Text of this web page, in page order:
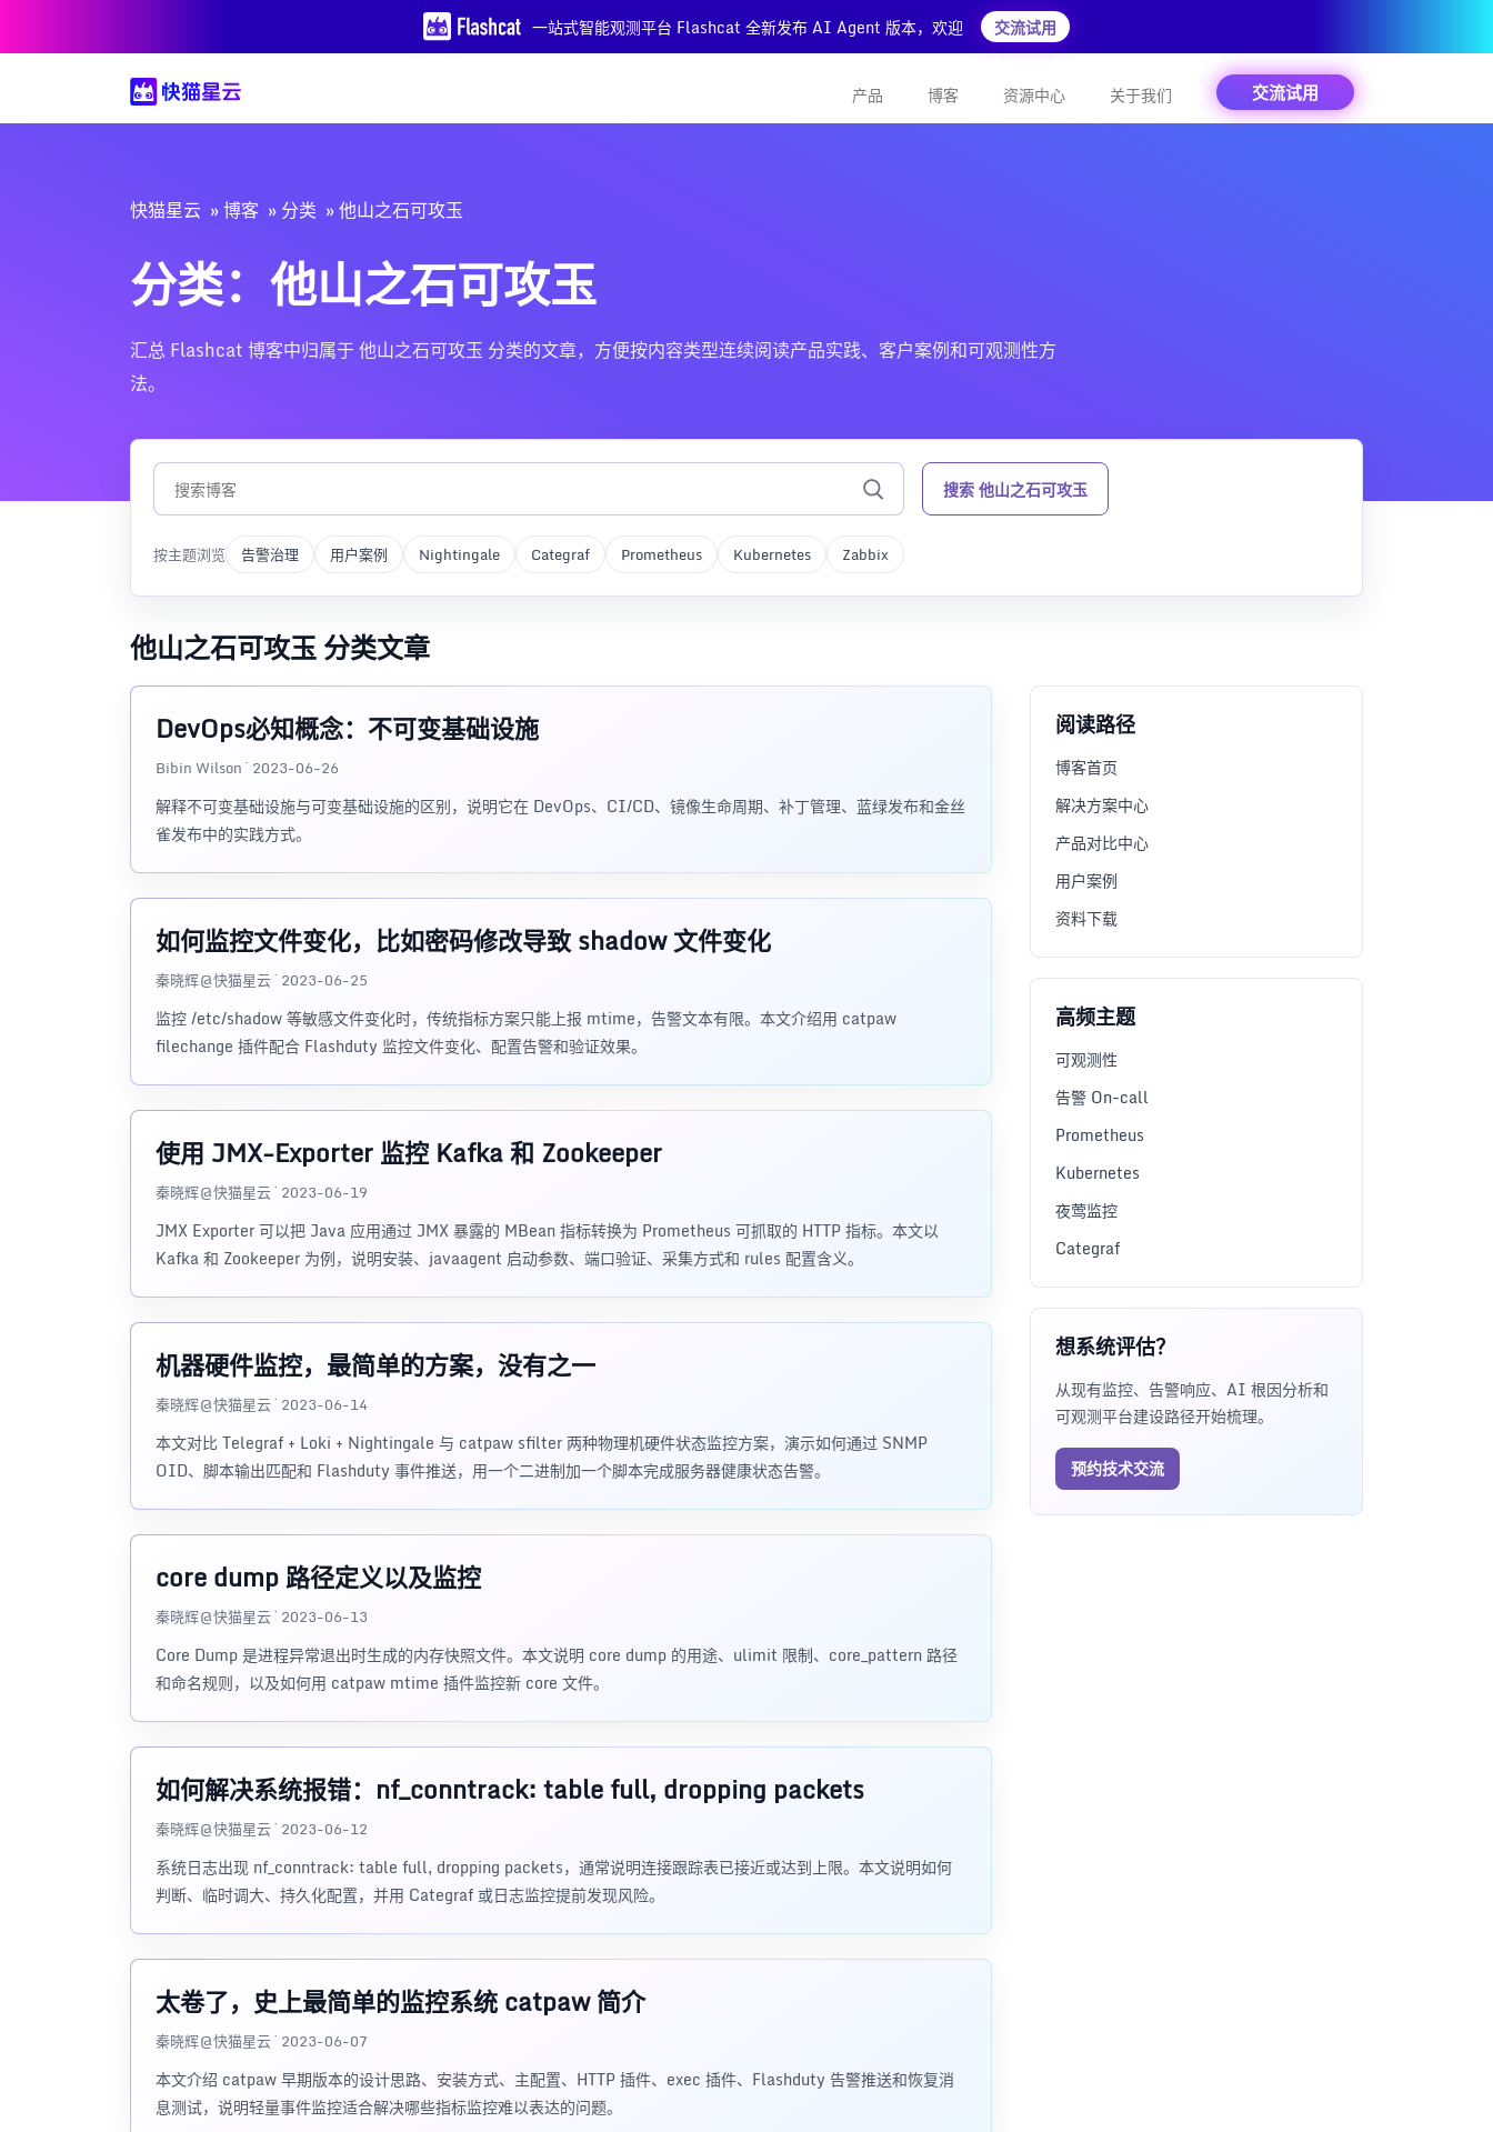
一站式智能观测平台 Flashcat 全新发布 AI Agent 版本，欢迎 交流试用
产品 博客 资源中心 关于我们 交流试用
快猫星云 博客 分类 他山之石可攻玉
分类：他山之石可攻玉
汇总 Flashcat 博客中归属于 他山之石可攻玉 分类的文章，方便按内容类型连续阅读产品实践、客户案例和可观测性方
法。
搜索 他山之石可攻玉
按主题浏览 告警治理 用户案例 Nightingale Categraf Prometheus Kubernetes Zabbix
他山之石可攻玉 分类文章
DevOps必知概念：不可变基础设施
Bibin Wilson · 2023-06-26
解释不可变基础设施与可变基础设施的区别，说明它在 DevOps、CI/CD、镜像生命周期、补丁管理、蓝绿发布和金丝
雀发布中的实践方式。
如何监控文件变化，比如密码修改导致 shadow 文件变化
秦晓辉@快猫星云 · 2023-06-25
监控 /etc/shadow 等敏感文件变化时，传统指标方案只能上报 mtime，告警文本有限。本文介绍用 catpaw
filechange 插件配合 Flashduty 监控文件变化、配置告警和验证效果。
使用 JMX-Exporter 监控 Kafka 和 Zookeeper
秦晓辉@快猫星云 · 2023-06-19
JMX Exporter 可以把 Java 应用通过 JMX 暴露的 MBean 指标转换为 Prometheus 可抓取的 HTTP 指标。本文以
Kafka 和 Zookeeper 为例，说明安装、javaagent 启动参数、端口验证、采集方式和 rules 配置含义。
机器硬件监控，最简单的方案，没有之一
秦晓辉@快猫星云 · 2023-06-14
本文对比 Telegraf + Loki + Nightingale 与 catpaw sfilter 两种物理机硬件状态监控方案，演示如何通过 SNMP
OID、脚本输出匹配和 Flashduty 事件推送，用一个二进制加一个脚本完成服务器健康状态告警。
core dump 路径定义以及监控
秦晓辉@快猫星云 · 2023-06-13
Core Dump 是进程异常退出时生成的内存快照文件。本文说明 core dump 的用途、ulimit 限制、core_pattern 路径
和命名规则，以及如何用 catpaw mtime 插件监控新 core 文件。
如何解决系统报错：nf_conntrack: table full, dropping packets
秦晓辉@快猫星云 · 2023-06-12
系统日志出现 nf_conntrack: table full, dropping packets，通常说明连接跟踪表已接近或达到上限。本文说明如何
判断、临时调大、持久化配置，并用 Categraf 或日志监控提前发现风险。
太卷了，史上最简单的监控系统 catpaw 简介
秦晓辉@快猫星云 · 2023-06-07
本文介绍 catpaw 早期版本的设计思路、安装方式、主配置、HTTP 插件、exec 插件、Flashduty 告警推送和恢复消
息测试，说明轻量事件监控适合解决哪些指标监控难以表达的问题。
阅读路径
博客首页
解决方案中心
产品对比中心
用户案例
资料下载
高频主题
可观测性
告警 On-call
Prometheus
Kubernetes
夜莺监控
Categraf
想系统评估？
从现有监控、告警响应、AI 根因分析和
可观测平台建设路径开始梳理。
预约技术交流